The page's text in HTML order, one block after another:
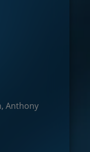
Anthony